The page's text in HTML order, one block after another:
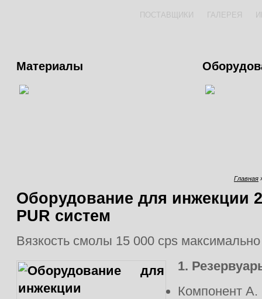
ПОСТАВЩИКИ ГАЛЕРЕЯ
Материалы
Главная
Оборудование для инжекции
PUR систем
Вязкость смолы 15 000 cps
1.
Компонент А.